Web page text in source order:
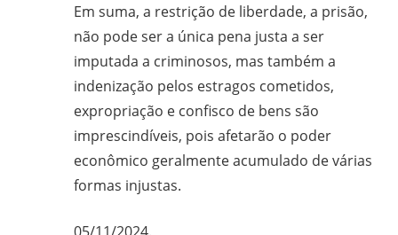
Em suma, a restrição de liberdade, a prisão,
não pode ser a única pena justa a ser
imputada a criminosos, mas também a
indenização pelos estragos cometidos,
expropriação e confisco de bens são
imprescindíveis, pois afetarão o poder
econômico geralmente acumulado de várias
formas injustas.